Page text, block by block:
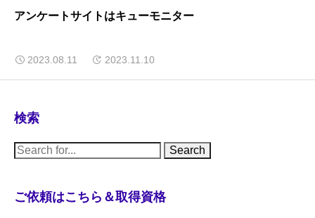
アンケートサイトはキューモニター
2023.08.11 2023.11.10
検索
S
e
c
h
ご依頼はこちら＆取得資格